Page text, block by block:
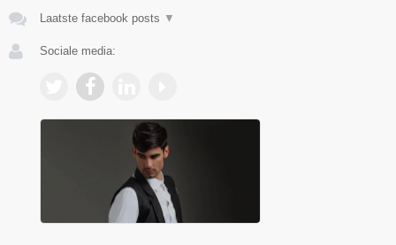
Laatste facebook posts ▼
Sociale media: